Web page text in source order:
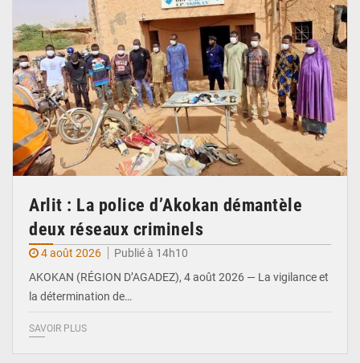
Arlit : La police d’Akokan démantèle
deux réseaux criminels
4 août 2026
Publié à 14h10
AKOKAN (RÉGION D’AGADEZ), 4 août 2026 — La vigilance et
la détermination de…
SAVOIR PLUS